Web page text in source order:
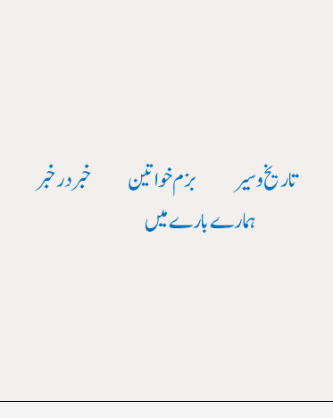
تاریخ وسیر بزم خواتین خبر در خبر
ہمارے بارے میں